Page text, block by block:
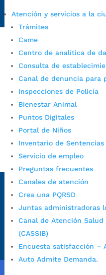
Atención y servicios a la
Trámites
Came
Centro de analítica de
Consulta de
Canal de denuncia para
Inspecciones de Policía
Bienestar Animal
Puntos Digitales
Portal de Niños
Inventario de Sentencias
Servicio de empleo
Preguntas frecuentes
Canales de atención
Crea una PQRSD
Juntas administradoras
Canal de Atención Salud
(CASSIB)
Encuesta satisfacción –
Auto Admite Demanda.
@AlcaldíaBGA
PrensaBucaramanga
Autorización de
condiciones de uso
comunicaciones|Política
de Seguridad de la